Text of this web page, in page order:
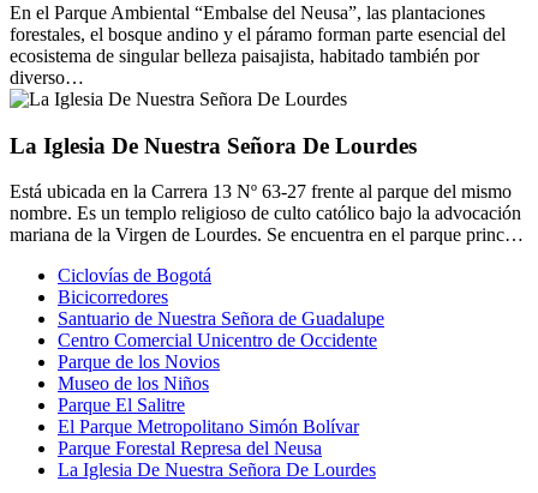
En el Parque Ambiental “Embalse del Neusa”, las plantaciones
forestales, el bosque andino y el páramo forman parte esencial del
ecosistema de singular belleza paisajista, habitado también por
diverso…
La Iglesia De Nuestra Señora De Lourdes
Está ubicada en la Carrera 13 Nº 63-27 frente al parque del mismo
nombre. Es un templo religioso de culto católico bajo la advocación
mariana de la Virgen de Lourdes. Se encuentra en el parque princ…
Ciclovías de Bogotá
Bicicorredores
Santuario de Nuestra Señora de Guadalupe
Centro Comercial Unicentro de Occidente
Parque de los Novios
Museo de los Niños
Parque El Salitre
El Parque Metropolitano Simón Bolívar
Parque Forestal Represa del Neusa
La Iglesia De Nuestra Señora De Lourdes